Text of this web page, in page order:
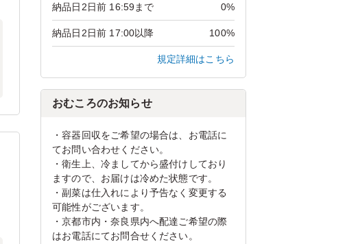
納品日2日前 16:59まで 0%
納品日2日前 17:00以降 100%
規定詳細はこちら
おむころのお知らせ
・容器回収をご希望の場合は、お電話に
てお問い合わせください。
・衛生上、冷ましてから盛付けしており
ますので、お届けは冷めた状態です。
・副菜は仕入れにより予告なく変更する
可能性がございます。
・京都市内・奈良県内へ配達ご希望の際
はお電話にてお問合せください。